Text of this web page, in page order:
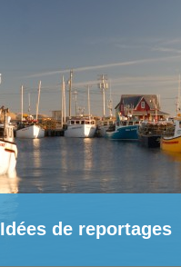
Idées de reportages